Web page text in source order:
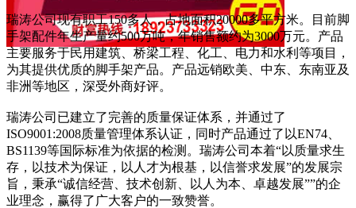
瑞涛公司现有职工150多人，占地面积20000多平方米。目前脚
手架配件年生产量约500万吨，年销售额约为3000万元。产品
主要服务于民用建筑、桥梁工程、化工、电力和水利等项目，
为其提供优质的脚手架产品。产品远销欧美、中东、东南亚及
非洲等地区，深受外商好评。
瑞涛公司已建立了完善的质量保证体系，并通过了
ISO9001:2008质量管理体系认证，同时产品通过了以EN74、
BS1139等国际标准为依据的检测。瑞涛公司本着“以质量求生
存，以技术为保证，以人才为根基，以信誉求发展”的发展宗
旨，秉承“诚信经营、技术创新、以人为本、卓越发展””的企
业理念，赢得了广大客户的一致赞誉。